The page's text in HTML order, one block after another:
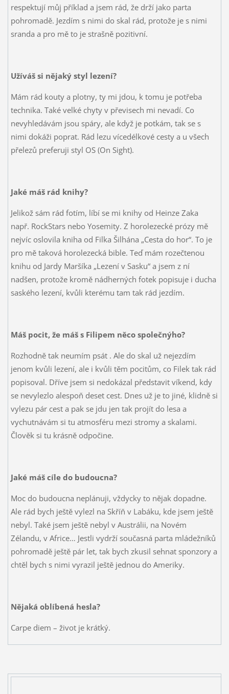
respektují můj příklad a jsem rád, že drží jako parta
pohromadě. Jezdím s nimi do skal rád, protože je s nimi
sranda a pro mě to je strašně pozitivní.
Užíváš si nějaký styl lezení?
Mám rád kouty a plotny, ty mi jdou, k tomu je potřeba
technika. Také velké chyty v převisech mi nevadí. Co
nevyhledávám jsou spáry, ale když je potkám, tak se s
nimi dokáži poprat. Rád lezu vícedélkové cesty a u všech
přelezů preferuji styl OS (On Sight).
Jaké máš rád knihy?
Jelikož sám rád fotím, líbí se mi knihy od Heinze Zaka
např. RockStars nebo Yosemity. Z horolezecké prózy mě
nejvíc oslovila kniha od Filka Šilhána „Cesta do hor“. To je
pro mě taková horolezecká bible. Teď mám rozečtenou
knihu od Jardy Maršíka „Lezení v Sasku“ a jsem z ní
nadšen, protože kromě nádherných fotek popisuje i ducha
saského lezení, kvůli kterému tam tak rád jezdím.
Máš pocit, že máš s Filipem něco společnýho?
Rozhodně tak neumím psát . Ale do skal už nejezdím
jenom kvůli lezení, ale i kvůli těm pocitům, co Filek tak rád
popisoval. Dříve jsem si nedokázal představit víkend, kdy
se nevylezlo alespoň deset cest. Dnes už je to jiné, klidně si
vylezu pár cest a pak se jdu jen tak projít do lesa a
vychutnávám si tu atmosféru mezi stromy a skalami.
Člověk si tu krásně odpočine.
Jaké máš cíle do budoucna?
Moc do budoucna neplánuji, vždycky to nějak dopadne.
Ale rád bych ještě vylezl na Skříň v Labáku, kde jsem ještě
nebyl. Také jsem ještě nebyl v Austrálii, na Novém
Zélandu, v Africe… Jestli vydrží současná parta mládežníků
pohromadě ještě pár let, tak bych zkusil sehnat sponzory a
chtěl bych s nimi vyrazil ještě jednou do Ameriky.
Nějaká oblíbená hesla?
Carpe diem – život je krátký.